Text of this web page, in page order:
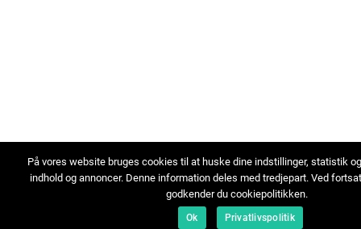
På vores website bruges cookies til at huske dine indstillinger, statistik
indhold og annoncer. Denne information deles med tredjepart. Ved
godkender du cookiepolitikken.
Ok Privatlivspolitik